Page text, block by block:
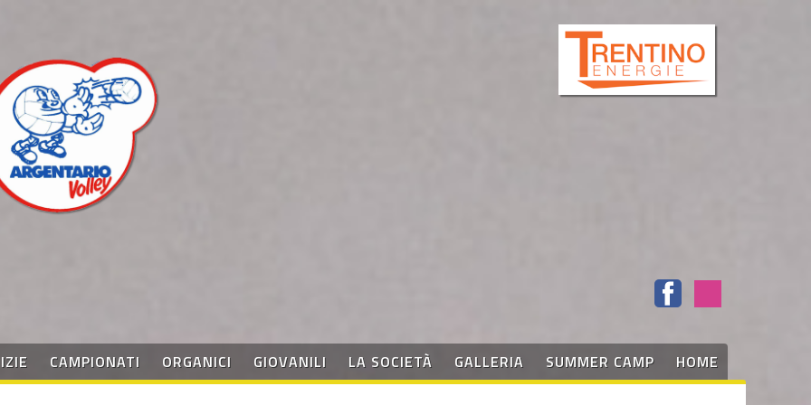
CAMPIONATI ORGANICI GIOVANILI LA SOCIETÀ GALLERIA SUMMER CAMP HOME